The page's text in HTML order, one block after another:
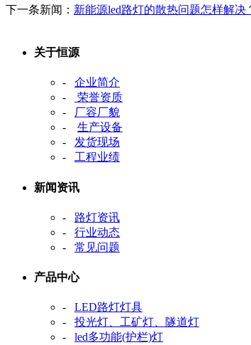
下一条新闻： 新能源led路灯的散热问题怎样解决
关于恒源
- 企业简介
-
荣誉资质
- 厂容厂貌
- 生产设备
- 发货现场
- 工程业绩
新闻资讯
- 路灯资讯
- 行业动态
- 常见问题
产品中心
- LED路灯灯具
- 投光灯、工矿灯、隧道灯
- led多功能(护栏)灯